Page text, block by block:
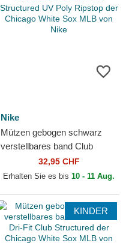
Nike
Mützen gebogen schwarz
verstellbares band Club
Structured UV Poly Ripstop
der Chicago White Sox...
32,95 CHF
Erhalten Sie es bis 10 - 11 Aug.
KINDER